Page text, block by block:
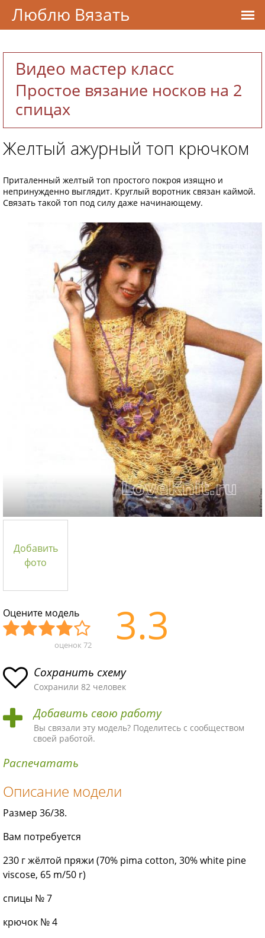
Видео мастер класс
Простое вязание носков на 2
спицах
Желтый ажурный топ крючком
Приталенный желтый топ простого покроя изящно и
непринужденно выглядит. Круглый воротник связан каймой.
Связать такой топ под силу даже начинающему.
Добавить
фото
Оцените модель
асн
ая
ма
пло
хая
ма
ыч
ная
ма
Хор
ая
ма
Отл
ая
ма!
оценок 72 3.3
Сохранить схему
Сохранили 82 человек
Добавить свою работу
Вы связали эту модель? Поделитесь с сообществом
своей работой.
Распечатать
Описание модели
Размер 36/38.
Вам потребуется
230 г жёлтой пряжи (70% pima cotton, 30% white pine
viscose, 65 m/50 r)
спицы № 7
крючок № 4
Люблю Вязать